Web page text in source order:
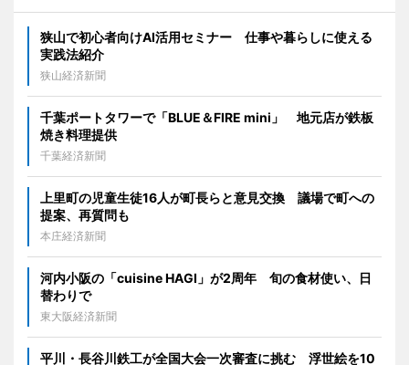
狭山で初心者向けAI活用セミナー 仕事や暮らしに使える
実践法紹介
狭山経済新聞
千葉ポートタワーで「BLUE＆FIRE mini」 地元店が鉄板
焼き料理提供
千葉経済新聞
上里町の児童生徒16人が町長らと意見交換 議場で町への
提案、再質問も
本庄経済新聞
河内小阪の「cuisine HAGI」が2周年 旬の食材使い、日
替わりで
東大阪経済新聞
平川・長谷川鉄工が全国大会一次審査に挑む 浮世絵を10